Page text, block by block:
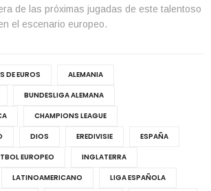
de las próximas jugadas de este talentoso
el escenario europeo.
DE EUROS
ALEMANIA
BUNDESLIGA ALEMANA
CHAMPIONS LEAGUE
DIOS EREDIVISIE
ESPAÑA
EUROPEO
INGLATERRA
LATINOAMERICANO
LIGA ESPAÑOLA